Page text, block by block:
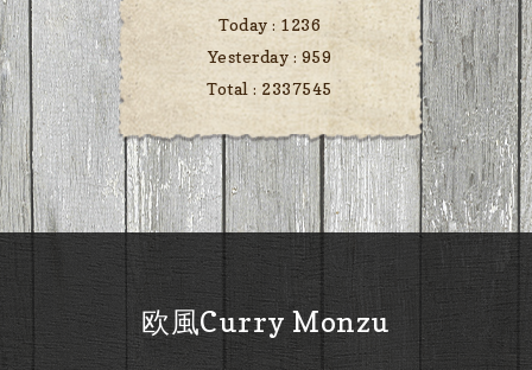
Today : 1236
Yesterday : 959
Total : 2337545
欧風Curry Monzu